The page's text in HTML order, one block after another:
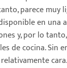
parece muy
en una
y, por lo
de cocina. Sin
cara.